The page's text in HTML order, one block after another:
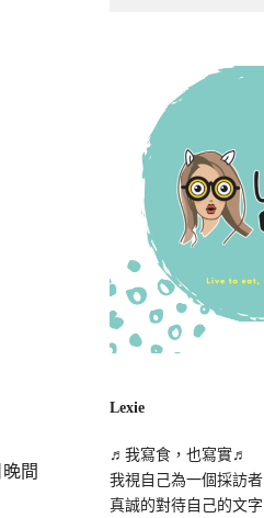
間
Lexie
♬我寫食，也寫實♬
我視自己為一個採訪
真誠的對待自己的文